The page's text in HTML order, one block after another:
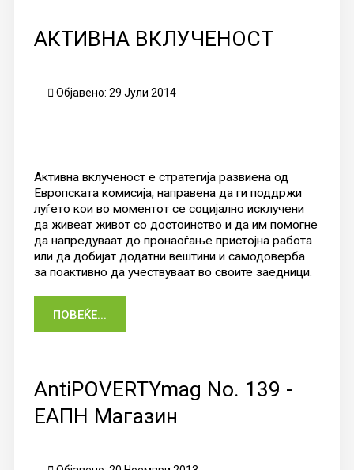
АКТИВНА ВКЛУЧЕНОСТ
Објавено: 29 Јули 2014
Активна вклученoст е стратегија развиена од
Европската комисија, направена да ги поддржи
луѓето кои во моментот се социјално исклучени
да живеат живот со достоинство и да им помогне
да напредуваат до пронаоѓање пристојна работа
или да добијат додатни вештини и самодоверба
за поактивно да учествуваат во своите заедници.
ПОВЕЌЕ...
AntiPOVERTYmag No. 139 -
ЕАПН Магазин